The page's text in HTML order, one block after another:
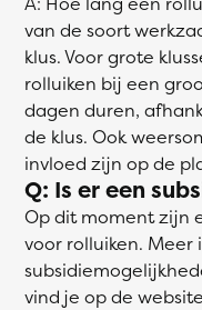
van de soort
klus. Voor grote
rolluiken bij een
dagen duren,
de klus. Ook
invloed zijn op de
Q: Is er een
Op dit moment zijn
voor rolluiken.
vind je op de